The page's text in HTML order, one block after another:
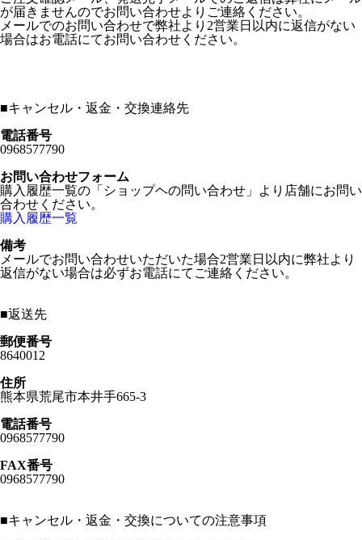
が届きませんのでお問い合わせよりご連絡ください。
メールでのお問い合わせで弊社より2営業日以内に返信がない
場合はお電話にてお問い合わせください。
■キャンセル・返金・交換連絡先
電話番号
0968577790
お問い合わせフォーム
購入履歴一覧の「ショップヘの問い合わせ」より店舗にお問い
合わせください。
購入履歴一覧
備考
メールでお問い合わせいただいた場合2営業日以内に弊社より
返信がない場合は必ずお電話にてご連絡ください。
■返送先
郵便番号
8640012
住所
熊本県荒尾市本井手665-3
電話番号
0968577790
FAX番号
0968577790
■キャンセル・返金・交換についての注意事項